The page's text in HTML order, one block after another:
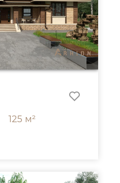
125 м²